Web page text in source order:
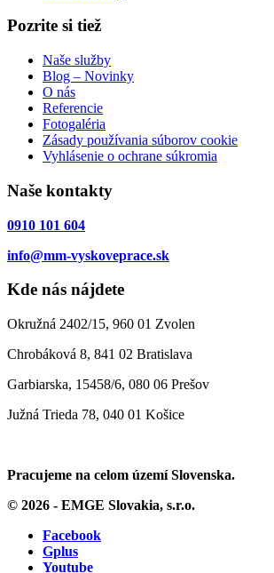
Pozrite si tiež
Naše služby
Blog – Novinky
O nás
Referencie
Fotogaléria
Zásady používania súborov cookie
Vyhlásenie o ochrane súkromia
Naše kontakty
0910 101 604
info@mm-vyskoveprace.sk
Kde nás nájdete
Okružná 2402/15, 960 01 Zvolen
Chrobáková 8, 841 02 Bratislava
Garbiarska, 15458/6, 080 06 Prešov
Južná Trieda 78, 040 01 Košice
Pracujeme na celom území Slovenska.
© 2026 - EMGE Slovakia, s.r.o.
Facebook
Gplus
Youtube